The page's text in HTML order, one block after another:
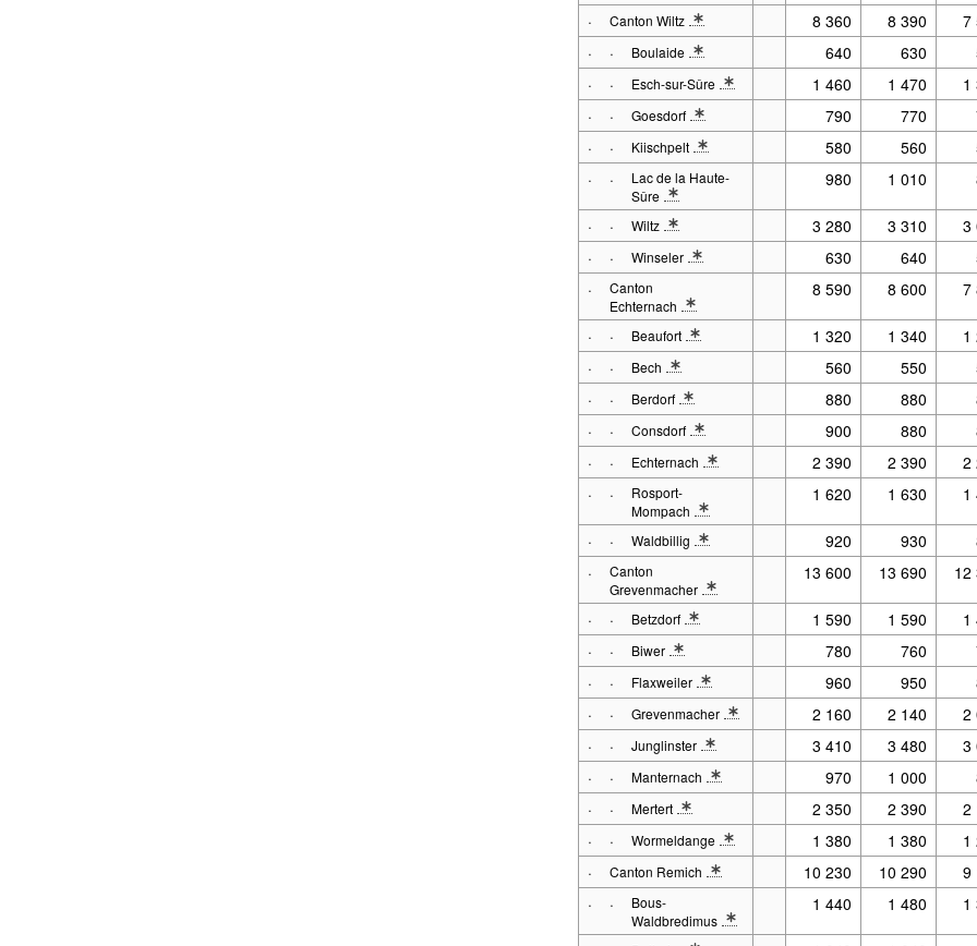
·Canton Wiltz
* Note spécification 1: 2001 - 2017 : Situation au 31.12. à
8 360 8 390 7
· · Boulaide
* Note spécification 1: 2001 - 2017 : Situation au 31.12.
640 630
· · Esch-sur-Sûre
* Note spécification 1: 2001 - 2017 : Situation au 31.12.
1 460 1 470 1
· ·Goesdorf
* Note spécification 1: 2001 - 2017 : Situation au 31.12.
790 770
· · Kiischpelt
* Note spécification 1: 2001 - 2017 : Situation au 31.12.
580 560
· ·
Lac de la Haute-
Sûre
* Note spécification 1: 2001 - 2017 : Situation au 31.12.
980 1 010
· ·Wiltz
* Note spécification 1: 2001 - 2017 : Situation au 31.12.
3 280 3 310 3
· ·Winseler
* Note spécification 1: 2001 - 2017 : Situation au 31.12.
630 640
·Canton
Echternach
* Note spécification 1: 2001 - 2017 : Situation au 31.12. à
8 590 8 600 7
· · Beaufort
* Note spécification 1: 2001 - 2017 : Situation au 31.12.
1 320 1 340 1
· · Bech
* Note spécification 1: 2001 - 2017 : Situation au 31.12.
560 550
· · Berdorf
* Note spécification 1: 2001 - 2017 : Situation au 31.12.
880 880
· ·Consdorf
* Note spécification 1: 2001 - 2017 : Situation au 31.12.
900 880
· · Echternach
* Note spécification 1: 2001 - 2017 : Situation au 31.12.
2 390 2 390 2
· ·
Rosport-
Mompach
* Note spécification 1: 2001 - 2017 : Situation au 31.12.
1 620 1 630 1
· ·Waldbillig
* Note spécification 1: 2001 - 2017 : Situation au 31.12.
920 930
·Canton
Grevenmacher
* Note spécification 1: 2001 - 2017 : Situation au 31.12. à
13 600 13 690 12
· · Betzdorf
* Note spécification 1: 2001 - 2017 : Situation au 31.12.
1 590 1 590 1
· · Biwer
* Note spécification 1: 2001 - 2017 : Situation au 31.12.
780 760
· · Flaxweiler
* Note spécification 1: 2001 - 2017 : Situation au 31.12.
960 950
· ·Grevenmacher
* Note spécification 1: 2001 - 2017 : Situation au 31.12.
2 160 2 140 2
· ·Junglinster
* Note spécification 1: 2001 - 2017 : Situation au 31.12.
3 410 3 480 3
· ·Manternach
* Note spécification 1: 2001 - 2017 : Situation au 31.12.
970 1 000
· ·Mertert
* Note spécification 1: 2001 - 2017 : Situation au 31.12.
2 350 2 390 2
· ·Wormeldange
* Note spécification 1: 2001 - 2017 : Situation au 31.12.
1 380 1 380 1
·Canton Remich
* Note spécification 1: 2001 - 2017 : Situation au 31.12. à
10 230 10 290 9
· ·
Bous-
Waldbredimus
* Note spécification 1: 2001 - 2017 : Situation au 31.12.
1 440 1 480 1